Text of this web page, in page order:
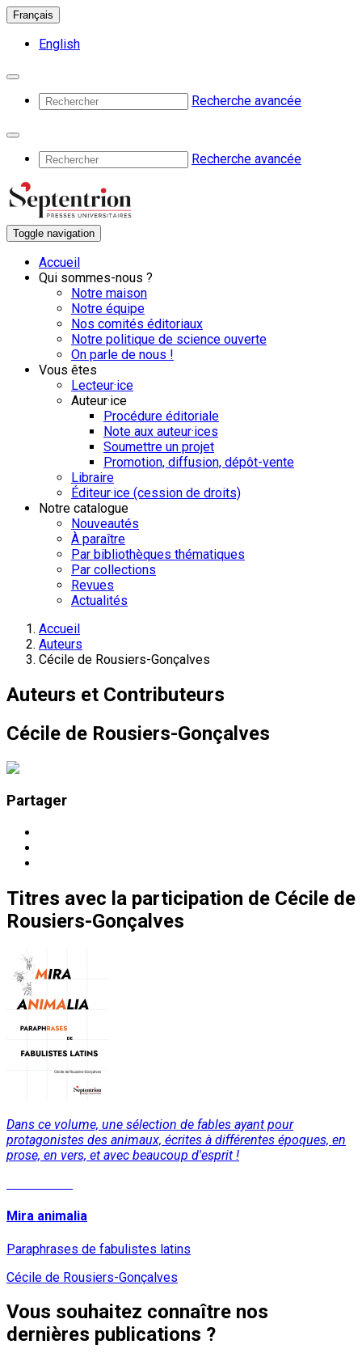
Français
English
Recherche avancée
Recherche avancée
Toggle navigation
Accueil
Qui sommes-nous ?
Notre maison
Notre équipe
Nos comités éditoriaux
Notre politique de science ouverte
On parle de nous !
Vous êtes
Lecteur·ice
Auteur·ice
Procédure éditoriale
Note aux auteur·ices
Soumettre un projet
Promotion, diffusion, dépôt-vente
Libraire
Éditeur·ice (cession de droits)
Notre catalogue
Nouveautés
À paraître
Par bibliothèques thématiques
Par collections
Revues
Actualités
Accueil
Auteurs
Cécile de Rousiers-Gonçalves
Auteurs et Contributeurs
Cécile de Rousiers-Gonçalves
Partager
Titres avec la participation de Cécile de
Rousiers-Gonçalves
Dans ce volume, une sélection de fables ayant pour
protagonistes des animaux, écrites à différentes époques, en
prose, en vers, et avec beaucoup d'esprit !
Mira animalia
Paraphrases de fabulistes latins
Cécile de Rousiers-Gonçalves
Vous souhaitez connaître nos
dernières publications ?